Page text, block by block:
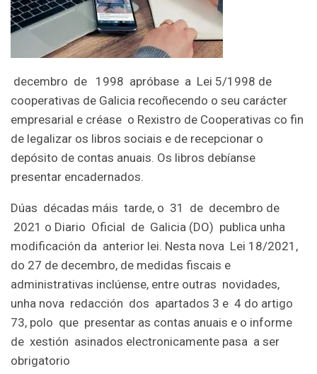
decembro de 1998 apróbase a Lei 5/1998 de
cooperativas de Galicia recoñecendo o seu carácter
empresarial e créase o Rexistro de Cooperativas co fin
de legalizar os libros sociais e de recepcionar o
depósito de contas anuais. Os libros debíanse
presentar encadernados.
Dúas décadas máis tarde, o 31 de decembro de
2021 o Diario Oficial de Galicia (DO) publica unha
modificación da anterior lei. Nesta nova Lei 18/2021,
do 27 de decembro, de medidas fiscais e
administrativas inclúense, entre outras novidades,
unha nova redacción dos apartados 3 e 4 do artigo
73, polo que presentar as contas anuais e o informe
de xestión asinados electronicamente pasa a ser
obrigatorio